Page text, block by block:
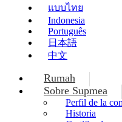
แบบไทย
Indonesia
Português
日本語
中文
Rumah
Sobre Supmea
Perfil de la
Historia